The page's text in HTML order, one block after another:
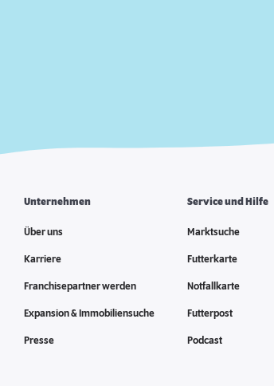
Unternehmen
Über uns
Karriere
Franchisepartner werden
Expansion & Immobiliensuche
Presse
Service und Hilfe
Marktsuche
Futterkarte
Notfallkarte
Futterpost
Podcast